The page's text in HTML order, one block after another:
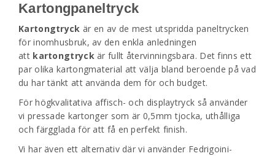
Kartongpaneltryck
Kartongtryck är en av de mest utspridda paneltrycken
för inomhusbruk, av den enkla anledningen
att kartongtryckär fullt återvinningsbara. Det finns ett
par olika kartongmaterial att välja bland beroende på vad
du har tänkt att använda dem för och budget.
För högkvalitativa affisch- och displaytryck så använder
vi pressade kartonger som är 0,5mm tjocka, uthålliga
och färgglada för att få en perfekt finish.
Vi har även ett alternativ där vi använder Fedrigoini-